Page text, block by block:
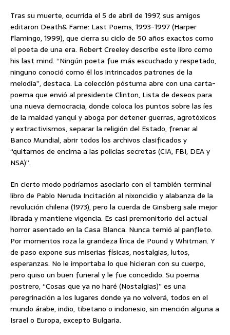
Tras su muerte, ocurrida el 5 de abril de 1997, sus amigos
editaron Death& Fame: Last Poems, 1993-1997 (Harper
Flamingo, 1999), que cierra su ciclo de 50 años exactos como
el poeta de una era. Robert Creeley describe este libro como
his last mind. “Ningún poeta fue más escuchado y respetado,
ninguno conoció como él los intrincados patrones de la
melodía”, destaca. La colección póstuma abre con una carta-
poema que envió al presidente Clinton, Lista de deseos para
una nueva democracia, donde coloca los puntos sobre las íes
de la maldad yanqui y aboga por detener guerras, agrotóxicos
y extractivismos, separar la religión del Estado, frenar al
Banco Mundial, abrir todos los archivos clasificados y
“quitarnos de encima a las policías secretas (CIA, FBI, DEA y
NSA)”.
En cierto modo podríamos asociarlo con el también terminal
libro de Pablo Neruda Incitación al nixoncidio y alabanza de la
revolución chilena (1973), pero la cuerda de Ginsberg sale mejor
librada y mantiene vigencia. Es casi premonitorio del actual
horror asentado en la Casa Blanca. Nunca temió al panfleto.
Por momentos roza la grandeza lírica de Pound y Whitman. Y
de paso expone sus miserias físicas, nostalgias, lutos,
esperanzas. No le importaba lo que hicieran con su cuerpo,
pero quiso un buen funeral y le fue concedido. Su poema
postrero, “Cosas que ya no haré (Nostalgias)” es una
peregrinación a los lugares donde ya no volverá, todos en el
mundo árabe, indio, tibetano o indonesio, sin mención alguna a
Israel o Europa, excepto Bulgaria.